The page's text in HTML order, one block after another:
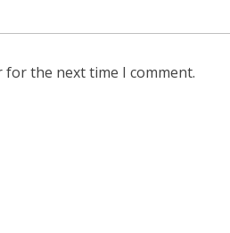
for the next time I comment.